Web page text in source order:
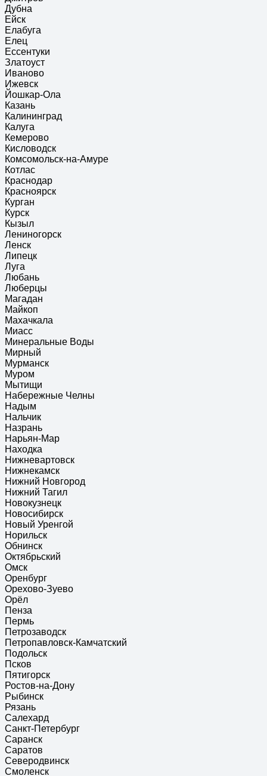
Дубна
Ейск
Елабуга
Елец
Ессентуки
Златоуст
Иваново
Ижевск
Йошкар-Ола
Казань
Калининград
Калуга
Кемерово
Кисловодск
Комсомольск-на-Амуре
Котлас
Краснодар
Красноярск
Курган
Курск
Кызыл
Лениногорск
Ленск
Липецк
Луга
Любань
Люберцы
Магадан
Майкоп
Махачкала
Миасс
Минеральные Воды
Мирный
Мурманск
Муром
Мытищи
Набережные Челны
Надым
Нальчик
Назрань
Нарьян-Мар
Находка
Нижневартовск
Нижнекамск
Нижний Новгород
Нижний Тагил
Новокузнецк
Новосибирск
Новый Уренгой
Норильск
Обнинск
Октябрьский
Омск
Оренбург
Орехово-Зуево
Орёл
Пенза
Пермь
Петрозаводск
Петропавловск-Камчатский
Подольск
Псков
Пятигорск
Ростов-на-Дону
Рыбинск
Рязань
Салехард
Санкт-Петербург
Саранск
Саратов
Северодвинск
Смоленск